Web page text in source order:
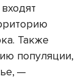
Также
популяции,
—